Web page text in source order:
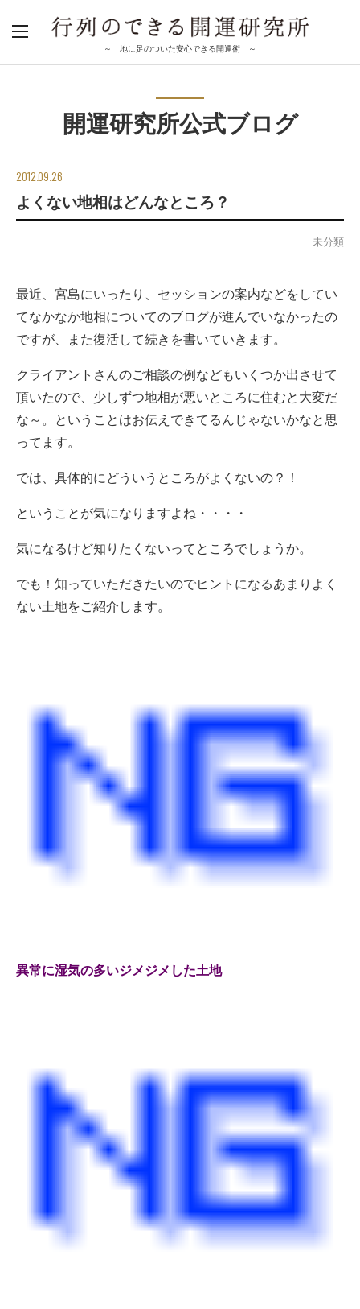
～ 地に足のついた安心できる開運術 ～
開運研究所公式ブログ
2012.09.26
よくない地相はどんなところ？
未分類
最近、宮島にいったり、セッションの案内などをしてい
てなかなか地相についてのブログが進んでいなかったの
ですが、また復活して続きを書いていきます。
クライアントさんのご相談の例などもいくつか出させて
頂いたので、少しずつ地相が悪いところに住むと大変だ
な～。ということはお伝えできてるんじゃないかなと思
ってます。
では、具体的にどういうところがよくないの？！
ということが気になりますよね・・・・
気になるけど知りたくないってところでしょうか。
でも！知っていただきたいのでヒントになるあまりよく
ない土地をご紹介します。
異常に湿気の多いジメジメした土地